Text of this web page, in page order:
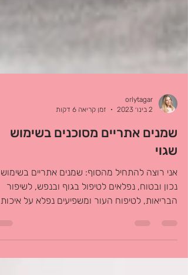
2 בינו׳ 2023
זמן קריאה 6 דקות
שמנים אתריים מסוכנים בשימוש
שגוי
אני רוצה להתחיל מהסוף: שמנים אתריים בשימוש
נכון ובטוח, נפלאים לטיפול בגוף ובנפש, לשיפור
הבריאות, לטיפוח העור ומשפיעים נפלא על